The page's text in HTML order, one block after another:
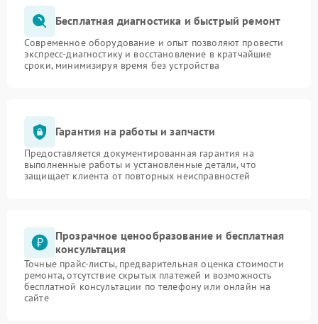
Бесплатная диагностика и быстрый ремонт
Современное оборудование и опыт позволяют провести
экспресс-диагностику и восстановление в кратчайшие
сроки, минимизируя время без устройства
Гарантия на работы и запчасти
Предоставляется документированная гарантия на
выполненные работы и установленные детали, что
защищает клиента от повторных неисправностей
Прозрачное ценообразование и бесплатная
консультация
Точные прайс-листы, предварительная оценка стоимости
ремонта, отсутствие скрытых платежей и возможность
бесплатной консультации по телефону или онлайн на
сайте